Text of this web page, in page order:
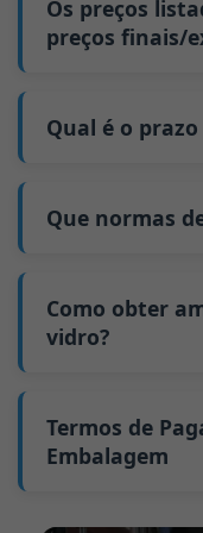
unidades; para
paletes
para garrafas
encomenda:
mudança de
um tipo
produzidas
instável.
5. Nós
6. Pague o
se ao facto de
produção
completa de
garrafa for
Os preços
preços finais/
garrafa varia
garrafa,
prepararemos
Qual é o
dias. Se as
A expedição a
Que normas
Requisitos de
bebidas
(CE) n.º 1935/
para materiais
terceiros.
Como obter
vidro?
vidro
pagar 25-30
Termos de
Embalagem